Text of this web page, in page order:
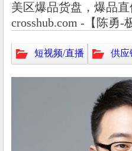
美区爆品货盘，爆品
crosshub.com -【陈勇-
短视频/直播 供应